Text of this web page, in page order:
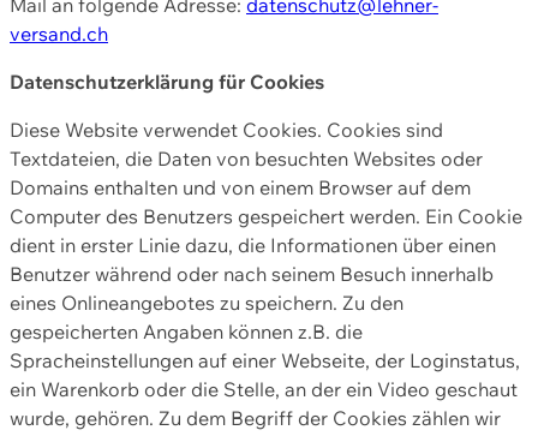
versand.ch
Datenschutzerklärung für Cookies
Diese Website verwendet Cookies. Cookies sind
Textdateien, die Daten von besuchten Websites oder
Domains enthalten und von einem Browser auf dem
Computer des Benutzers gespeichert werden. Ein Cookie
dient in erster Linie dazu, die Informationen über einen
Benutzer während oder nach seinem Besuch innerhalb
eines Onlineangebotes zu speichern. Zu den
gespeicherten Angaben können z.B. die
Spracheinstellungen auf einer Webseite, der Loginstatus,
ein Warenkorb oder die Stelle, an der ein Video geschaut
wurde, gehören. Zu dem Begriff der Cookies zählen wir